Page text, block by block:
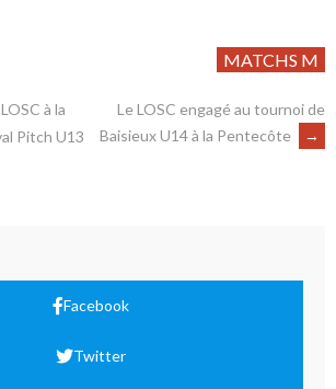
MATCHS M
à la
Pitch U13
Le LOSC engagé au tournoi de
Baisieux U14 à la Pentecôte
→
Facebook
Twitter